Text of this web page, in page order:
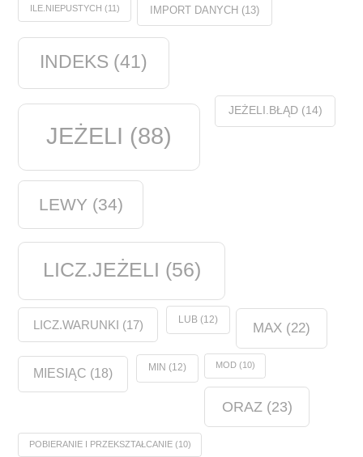
ILE.NIEPUSTYCH (11) IMPORT DANYCH (13)
INDEKS (41)
JEŻELI (88)
JEŻELI.BŁĄD(14)
LEWY (34)
LICZ.JEŻELI (56)
LICZ.WARUNKI (17) LUB(12)
MAX(22)
MIESIĄC (18) MIN (12) MOD(10)
ORAZ (23)
POBIERANIE I PRZEKSZTAŁCANIE(10)